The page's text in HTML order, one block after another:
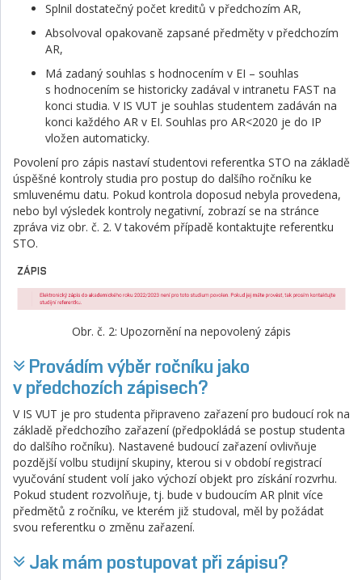
Splnil dostatečný počet kreditů v předchozím AR,
Absolvoval opakovaně zapsané předměty v předchozím
AR,
Má zadaný souhlas s hodnocením v EI – souhlas
s hodnocením se historicky zadával v intranetu FAST na
konci studia. V IS VUT je souhlas studentem zadáván na
konci každého AR v EI. Souhlas pro AR<2020 je do IP
vložen automaticky.
Povolení pro zápis nastaví studentovi referentka STO na základě
úspěšné kontroly studia pro postup do dalšího ročníku ke
smluvenému datu. Pokud kontrola doposud nebyla provedena,
nebo byl výsledek kontroly negativní, zobrazí se na stránce
zpráva viz obr. č. 2. V takovém případě kontaktujte referentku
STO.
Obr. č. 2: Upozornění na nepovolený zápis
Provádím výběr ročníku jako
v předchozích zápisech?
V IS VUT je pro studenta připraveno zařazení pro budoucí rok na
základě předchozího zařazení (předpokládá se postup studenta
do dalšího ročníku). Nastavené budoucí zařazení ovlivňuje
pozdější volbu studijní skupiny, kterou si v období registrací
vyučování student volí jako výchozí objekt pro získání rozvrhu.
Pokud student rozvolňuje, tj. bude v budoucím AR plnit více
předmětů z ročníku, ve kterém již studoval, měl by požádat
svou referentku o změnu zařazení.
Jak mám postupovat při zápisu?